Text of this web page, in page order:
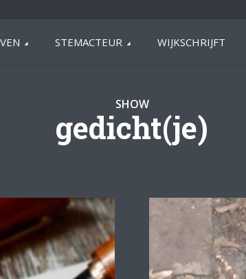
STEMACTEUR WIJKSCHRIJFT
SHOW
gedicht(je)